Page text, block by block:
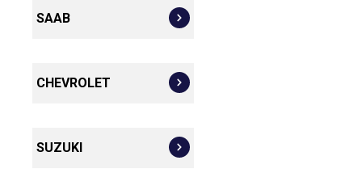
SAAB
CHEVROLET
SUZUKI